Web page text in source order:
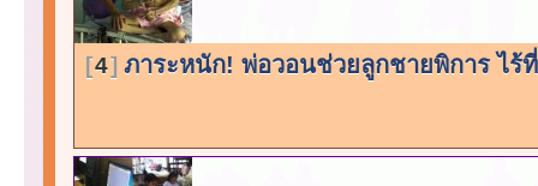
4 ภาระหนัก! พ่อวอนช่วยลูกชายพิการ ไร้